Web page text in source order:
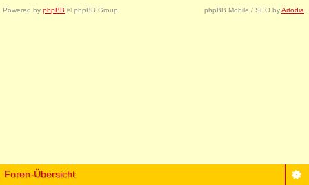
Powered by phpBB © phpBB Group. phpBB Mobile / SEO byArtodia
Foren-Übersicht